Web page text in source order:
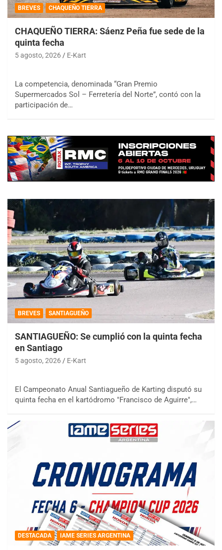
BREVES CHAQUEÑO TIERRA
CHAQUEÑO TIERRA: Sáenz Peña fue sede de la
quinta fecha
5 agosto, 2026 E-Kart
La competencia, denominada “Gran Premio
Supermercados Sol – Ferretería del Norte”, contó con la
participación de…
BREVES SANTIAGUEÑO
SANTIAGUEÑO: Se cumplió con la quinta fecha
en Santiago
5 agosto, 2026 E-Kart
El Campeonato Anual Santiagueño de Karting disputó su
quinta fecha en el kartódromo "Francisco de Aguirre",…
DESTACADA IAME SERIES ARGENTINA